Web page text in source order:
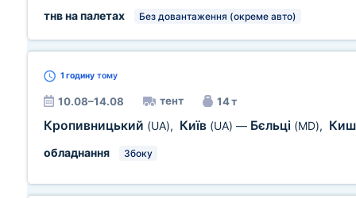
тнв на палетах
Без довантаження (окреме авто)
1 годину тому
10.08–14.08 тент 14 т
Кропивницький (UA), Київ (UA) — Бєльці (MD),
обладнання Збоку